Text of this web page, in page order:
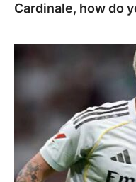
Cardinale, how do